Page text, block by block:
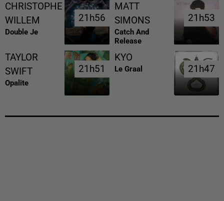
CHRISTOPHE
WILLEM
Double Je
21h56
21h56
MATT
SIMONS
Catch And
Release
21h53
21h53
TAYLOR
SWIFT
Opalite
21h51
21h51
KYO
Le Graal 21h47
21h47